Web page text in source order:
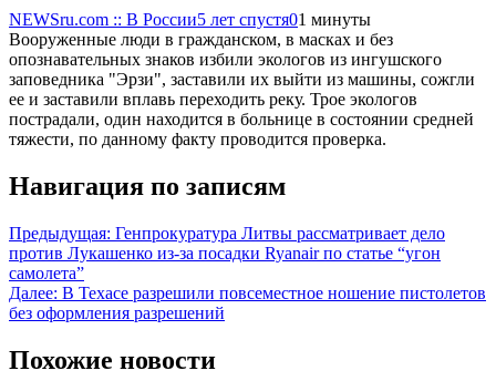
NEWSru.com :: В России5 лет спустя01 минуты
Вооруженные люди в гражданском, в масках и без
опознавательных знаков избили экологов из ингушского
заповедника "Эрзи", заставили их выйти из машины, сожгли
ее и заставили вплавь переходить реку. Трое экологов
пострадали, один находится в больнице в состоянии средней
тяжести, по данному факту проводится проверка.
Навигация по записям
Предыдущая: Генпрокуратура Литвы рассматривает дело
против Лукашенко из-за посадки Ryanair по статье “угон
самолета”
Далее: В Техасе разрешили повсеместное ношение пистолетов
без оформления разрешений
Похожие новости